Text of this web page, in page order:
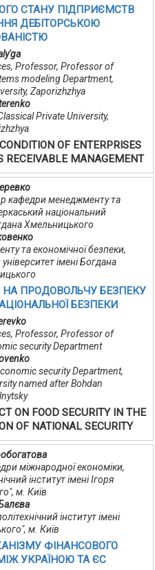
СТАНУ ПІДПРИЄМСТВ
ДЕБІТОРСЬКОЮ
Professor, Professor of
modeling Department,
Zaporizhzhya
Private University,
OF ENTERPRISES
RECEIVABLE MANAGEMENT
кафедри менеджменту та
національний
Хмельницького
та економічної безпеки,
імені Богдана
ПРОДОВОЛЬЧУ БЕЗПЕКУ
БЕЗПЕКИ
Professor, Professor of
security Department
security Department,
named after Bohdan
ON FOOD SECURITY IN THE
OF NATIONAL SECURITY
міжнародної економіки,
інститут імені Ігоря
м. Київ
інститут імені
м. Київ
ФІНАНСОВОГО
УКРАЇНОЮ ТА ЄС